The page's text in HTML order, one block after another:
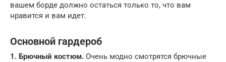
вашем борде должно остаться только то, что вам
нравится и вам идет.
Основной гардероб
1. Брючный костюм. Очень модно смотрятся брючные